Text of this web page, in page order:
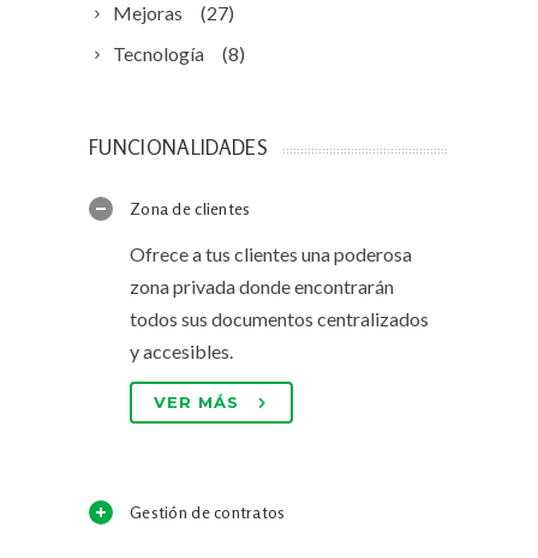
Mejoras
(27)
Tecnología
(8)
FUNCIONALIDADES
Zona de clientes
Ofrece a tus clientes una poderosa
zona privada donde encontrarán
todos sus documentos centralizados
y accesibles.
VER MÁS
Gestión de contratos